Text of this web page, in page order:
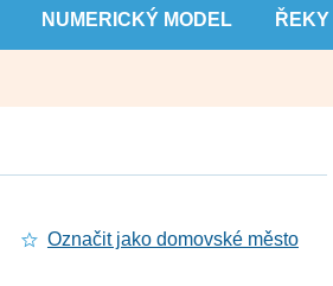
NUMERICKÝ MODEL ŘEKY
Označit jako domovské město